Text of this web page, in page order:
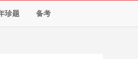
珍题 备考